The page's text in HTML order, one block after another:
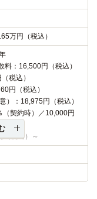
万円（税込）
：16,500円（税込）
税込）
円（税込）
）：18,975円（税込）
契約時）／10,000円
（税込）～